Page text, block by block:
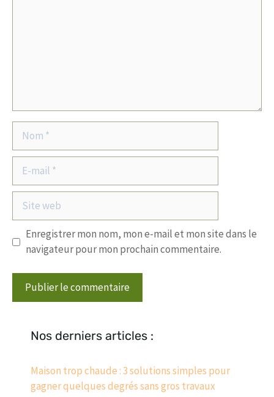
mail
Site
web
Enregistrer mon nom, mon e-mail et mon site dans le
navigateur pour mon prochain commentaire.
Nos derniers articles :
Maison trop chaude : 3 solutions simples pour
gagner quelques degrés sans gros travaux